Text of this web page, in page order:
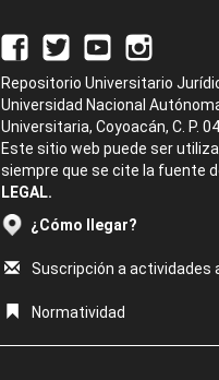
Repositorio Universitario
Universidad Nacional
Universitaria, Coyoacán, C. P.
Este sitio web puede ser
siempre que se cite la fuente
LEGAL.
¿Cómo llegar?
Suscripción a actividades
Normatividad